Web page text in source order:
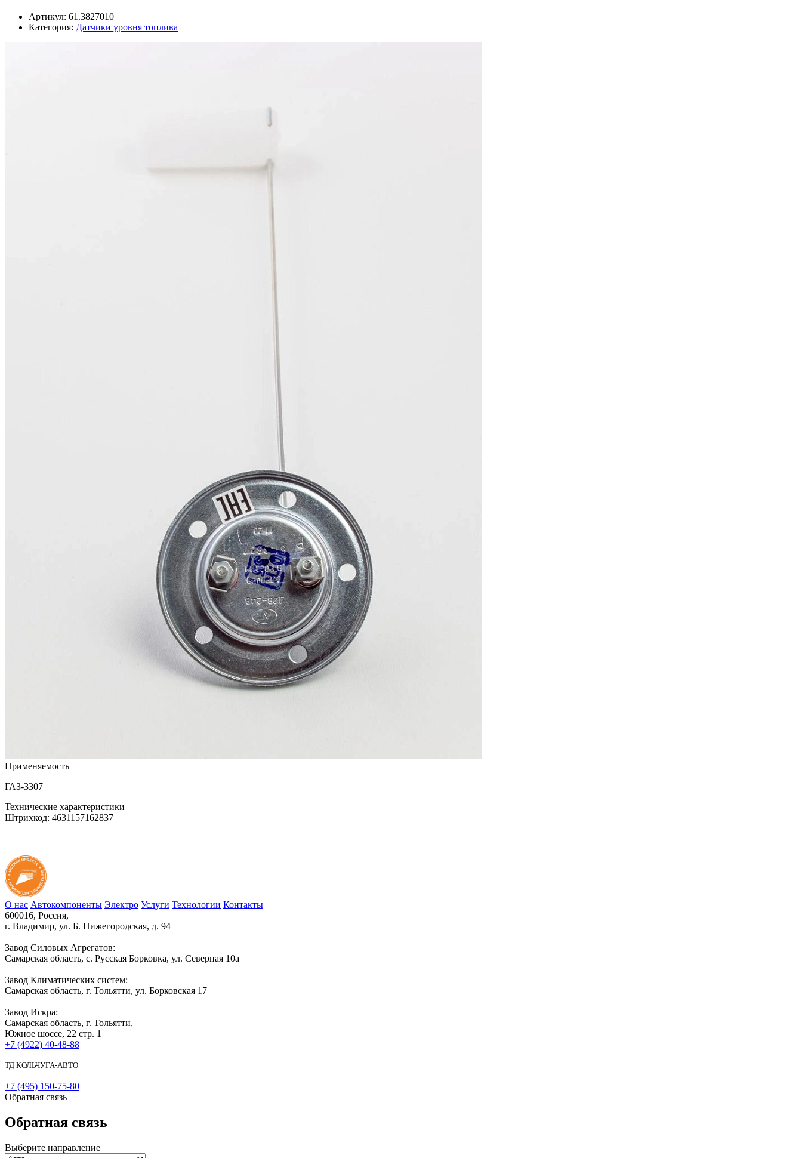
Артикул: 61.3827010
Категория: Датчики уровня топлива
Применяемость
ГАЗ-3307
Технические характеристики
Штрихкод: 4631157162837
О нас Автокомпоненты Электро Услуги Технологии Контакты
600016, Россия,
г. Владимир, ул. Б. Нижегородская, д. 94
Завод Силовых Агрегатов:
Самарская область, с. Русская Борковка, ул. Северная 10а
Завод Климатических систем:
Самарская область, г. Тольятти, ул. Борковская 17
Завод Искра:
Самарская область, г. Тольятти,
Южное шоссе, 22 стр. 1
+7 (4922) 40-48-88
ТД КОЛЬЧУГА-АВТО
+7 (495) 150-75-80
Обратная связь
Обратная связь
Выберите направление